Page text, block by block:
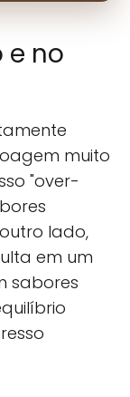
e no
muito
"over-
lado,
em um
sabores